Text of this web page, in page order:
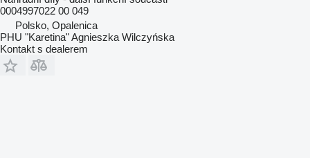
0004997022 00 049
Polsko, Opalenica
PHU "Karetina" Agnieszka Wilczyńska
Kontakt s dealerem